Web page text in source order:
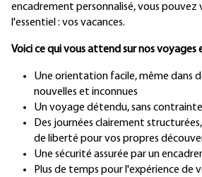
encadrement personnalisé, vous pouvez
l'essentiel : vos vacances.
Voici ce qui vous attend sur nos voyages
Une orientation facile, même dans
nouvelles et inconnues
Un voyage détendu, sans
Des journées clairement
de liberté pour vos propres
Une sécurité assurée par un
Plus de temps pour l'expérience de